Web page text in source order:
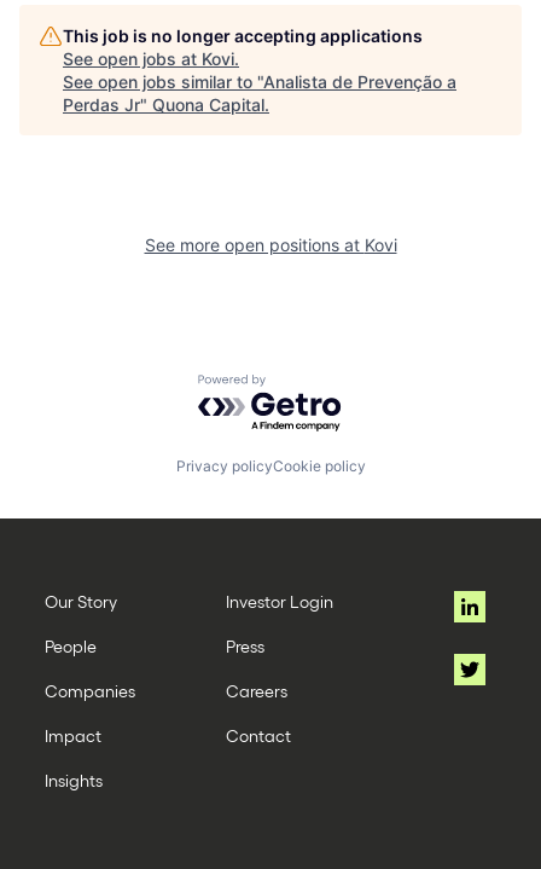
This job is no longer accepting applications
See open jobs at Kovi.
See open jobs similar to "Analista de Prevenção a
Perdas Jr" Quona Capital.
See more open positions at Kovi
Powered by Getro.com
Privacy policyCookie policy
Our Story
People
Companies
Impact
Insights
Investor Login
Press
Careers
Contact